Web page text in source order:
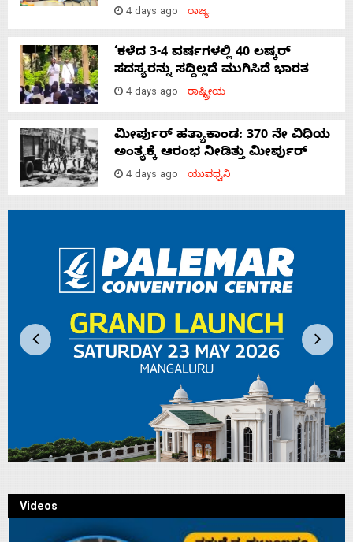
4 days ago ರಾಜ್ಯ
‘ಕಳೆದ 3-4 ವರ್ಷಗಳಲ್ಲಿ 40 ಲಷ್ಕರ್
ಸದಸ್ಯರನ್ನು ಸದ್ದಿಲ್ಲದೆ ಮುಗಿಸಿದೆ ಭಾರತ
4 days ago ರಾಷ್ಟ್ರೀಯ
ಮೀರ್ಪುರ್ ಹತ್ಯಾಕಾಂಡ: 370 ನೇ ವಿಧಿಯ
ಅಂತ್ಯಕ್ಕೆ ಆರಂಭ ನೀಡಿತ್ತು ಮೀರ್ಪುರ್
4 days ago ಯುವಧ್ವನಿ
Videos